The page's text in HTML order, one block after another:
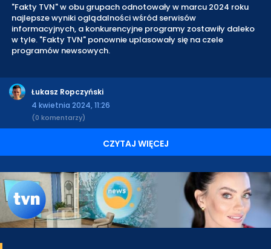
"Fakty TVN" w obu grupach odnotowały w marcu 2024 roku
najlepsze wyniki oglądalności wśród serwisów
informacyjnych, a konkurencyjne programy zostawiły daleko
w tyle. "Fakty TVN" ponownie uplasowały się na czele
programów newsowych.
Łukasz Ropczyński
4 kwietnia 2024, 11:26
(0 komentarzy)
CZYTAJ WIĘCEJ